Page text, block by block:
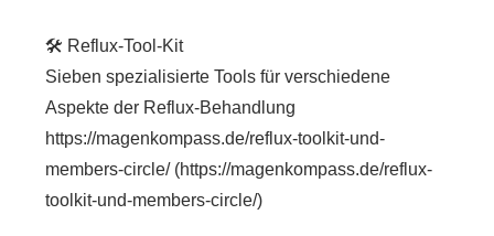
🛠️ Reflux-Tool-Kit
Sieben spezialisierte Tools für verschiedene
Aspekte der Reflux-Behandlung
https://magenkompass.de/reflux-toolkit-und-
members-circle/ (https://magenkompass.de/reflux-
toolkit-und-members-circle/)